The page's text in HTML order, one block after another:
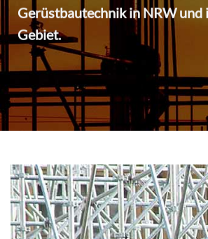
Gerüstbautechnik in NRW und
Gebiet.